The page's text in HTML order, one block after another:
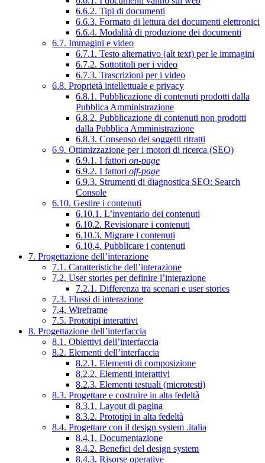
6.6.2. Tipi di documenti
6.6.3. Formato di lettura dei documenti elettronici
6.6.4. Modalità di produzione dei documenti
6.7. Immagini e video
6.7.1. Testo alternativo (alt text) per le immagini
6.7.2. Sottotitoli per i video
6.7.3. Trascrizioni per i video
6.8. Proprietà intellettuale e privacy
6.8.1. Pubblicazione di contenuti prodotti dalla
Pubblica Amministrazione
6.8.2. Pubblicazione di contenuti non prodotti
dalla Pubblica Amministrazione
6.8.3. Consenso dei soggetti ritratti
6.9. Ottimizzazione per i motori di ricerca (SEO)
6.9.1. I fattori on-page
6.9.2. I fattori off-page
6.9.3. Strumenti di diagnostica SEO: Search
Console
6.10. Gestire i contenuti
6.10.1. L’inventario dei contenuti
6.10.2. Revisionare i contenuti
6.10.3. Migrare i contenuti
6.10.4. Pubblicare i contenuti
7. Progettazione dell’interazione
7.1. Caratteristiche dell’interazione
7.2. User stories per definire l’interazione
7.2.1. Differenza tra scenari e user stories
7.3. Flussi di interazione
7.4. Wireframe
7.5. Prototipi interattivi
8. Progettazione dell’interfaccia
8.1. Obiettivi dell’interfaccia
8.2. Elementi dell’interfaccia
8.2.1. Elementi di composizione
8.2.2. Elementi interattivi
8.2.3. Elementi testuali (microtesti)
8.3. Progettare e costruire in alta fedeltà
8.3.1. Layout di pagina
8.3.2. Prototipi in alta fedeltà
8.4. Progettare con il design system .italia
8.4.1. Documentazione
8.4.2. Benefici del design system
8.4.3. Risorse operative